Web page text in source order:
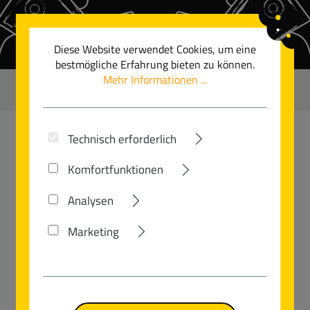
Zum Hauptinhalt springen
WOOM OFF AIR 5
Bildergalerie überspringen
Diese Website verwendet Cookies, um eine
bestmögliche Erfahrung bieten zu können.
Mehr Informationen ...
Technisch erforderlich
Komfortfunktionen
Analysen
Marketing